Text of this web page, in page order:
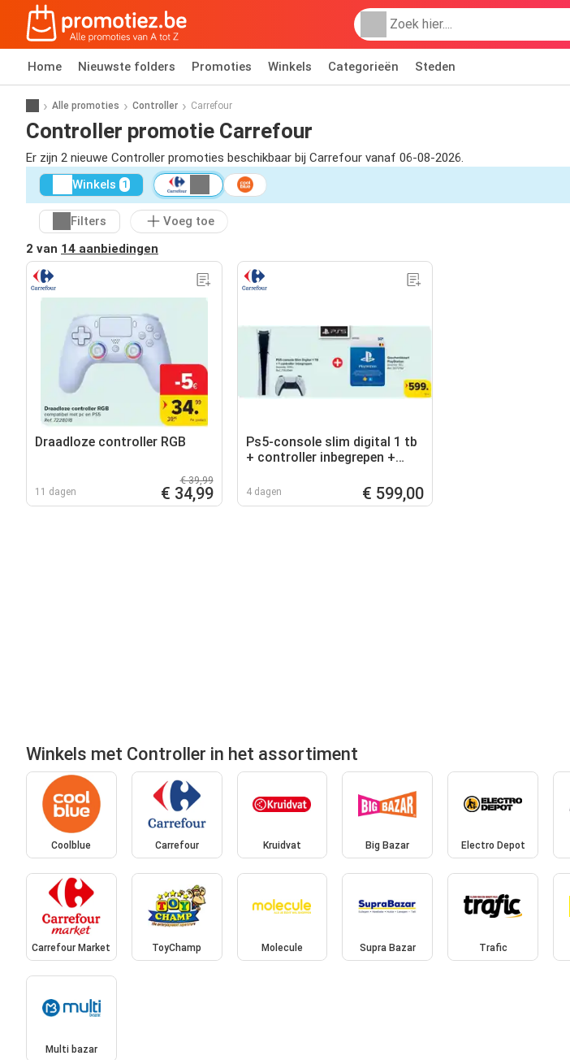
Home Nieuwste folders Promoties Winkels Categorieën Steden
Alle promoties Controller Carrefour
Controller promotie Carrefour
Er zijn 2 nieuwe Controller promoties beschikbaar bij Carrefour vanaf 06-08-2026.
Winkels 1
Filters
Voeg toe
2 van 14 aanbiedingen
Draadloze controller RGB
11 dagen
€ 39,99
€ 34,99
Ps5-console slim digital 1 tb
+ controller inbegrepen +
4 dagen € 599,00
Winkels met Controller in het assortiment
Coolblue Carrefour Kruidvat Big Bazar Electro Depot
Carrefour Market ToyChamp Molecule Supra Bazar Trafic
Multi bazar